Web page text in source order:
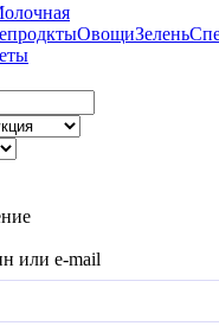
ОвощиЗелень
или e-mail